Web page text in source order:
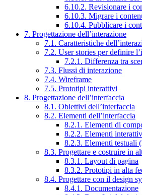
6.10.2. Revisionare i
6.10.3. Migrare i
6.10.4. Pubblicare i
7. Progettazione dell’interazione
7.1. Caratteristiche
7.2. User stories per definire
7.2.1. Differenza tra
7.3. Flussi di interazione
7.4. Wireframe
7.5. Prototipi interattivi
8. Progettazione dell’interfaccia
8.1. Obiettivi dell’interfaccia
8.2. Elementi dell’interfaccia
8.2.1. Elementi di
8.2.2. Elementi
8.2.3. Elementi testuali
8.3. Progettare e costruire in
8.3.1. Layout di pagina
8.3.2. Prototipi in alta
8.4. Progettare con il design
8.4.1. Documentazione